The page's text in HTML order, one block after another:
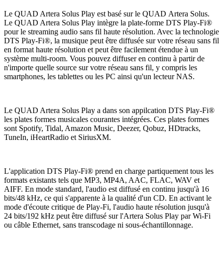
Le QUAD Artera Solus Play est basé sur le QUAD Artera Solus.
Le QUAD Artera Solus Play intègre la plate-forme DTS Play-Fi®
pour le streaming audio sans fil haute résolution. Avec la technologie
DTS Play-Fi®, la musique peut être diffusée sur votre réseau sans fil
en format haute résolution et peut être facilement étendue à un
système multi-room. Vous pouvez diffuser en continu à partir de
n'importe quelle source sur votre réseau sans fil, y compris les
smartphones, les tablettes ou les PC ainsi qu'un lecteur NAS.
Le QUAD Artera Solus Play a dans son appilcation DTS Play-Fi®
les plates formes musicales courantes intégrées. Ces plates formes
sont Spotify, Tidal, Amazon Music, Deezer, Qobuz, HDtracks,
TuneIn, iHeartRadio et SiriusXM.
L'application DTS Play-Fi® prend en charge partiquement tous les
formats existants tels que MP3, MP4A, AAC, FLAC, WAV et
AIFF. En mode standard, l'audio est diffusé en continu jusqu'à 16
bits/48 kHz, ce qui s'apparente à la qualité d'un CD. En activant le
mode d'écoute critique de Play-Fi, l'audio haute résolution jusqu'à
24 bits/192 kHz peut être diffusé sur l'Artera Solus Play par Wi-Fi
ou câble Ethernet, sans transcodage ni sous-échantillonnage.